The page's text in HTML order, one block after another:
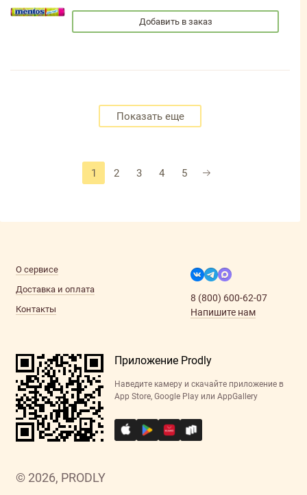
Добавить в заказ
Показать еще
1 2 3 4 5
© 2026, PRODLY
О сервисе
Доставка и оплата
Контакты
8 (800) 600-62-07
Напишите нам
Приложение Prodly
Наведите камеру и скачайте приложение в
App Store, Google Play или AppGallery